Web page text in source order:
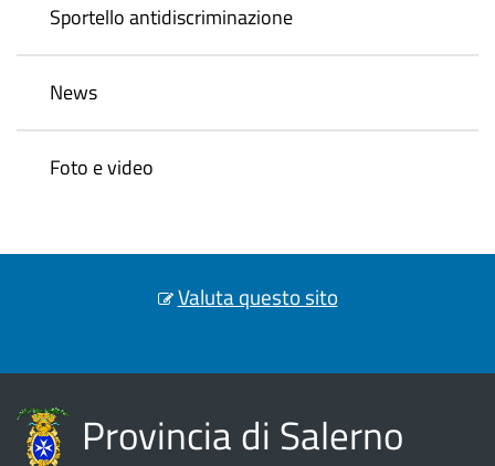
Sportello antidiscriminazione
News
Foto e video
Valuta questo sito
Provincia di Salerno